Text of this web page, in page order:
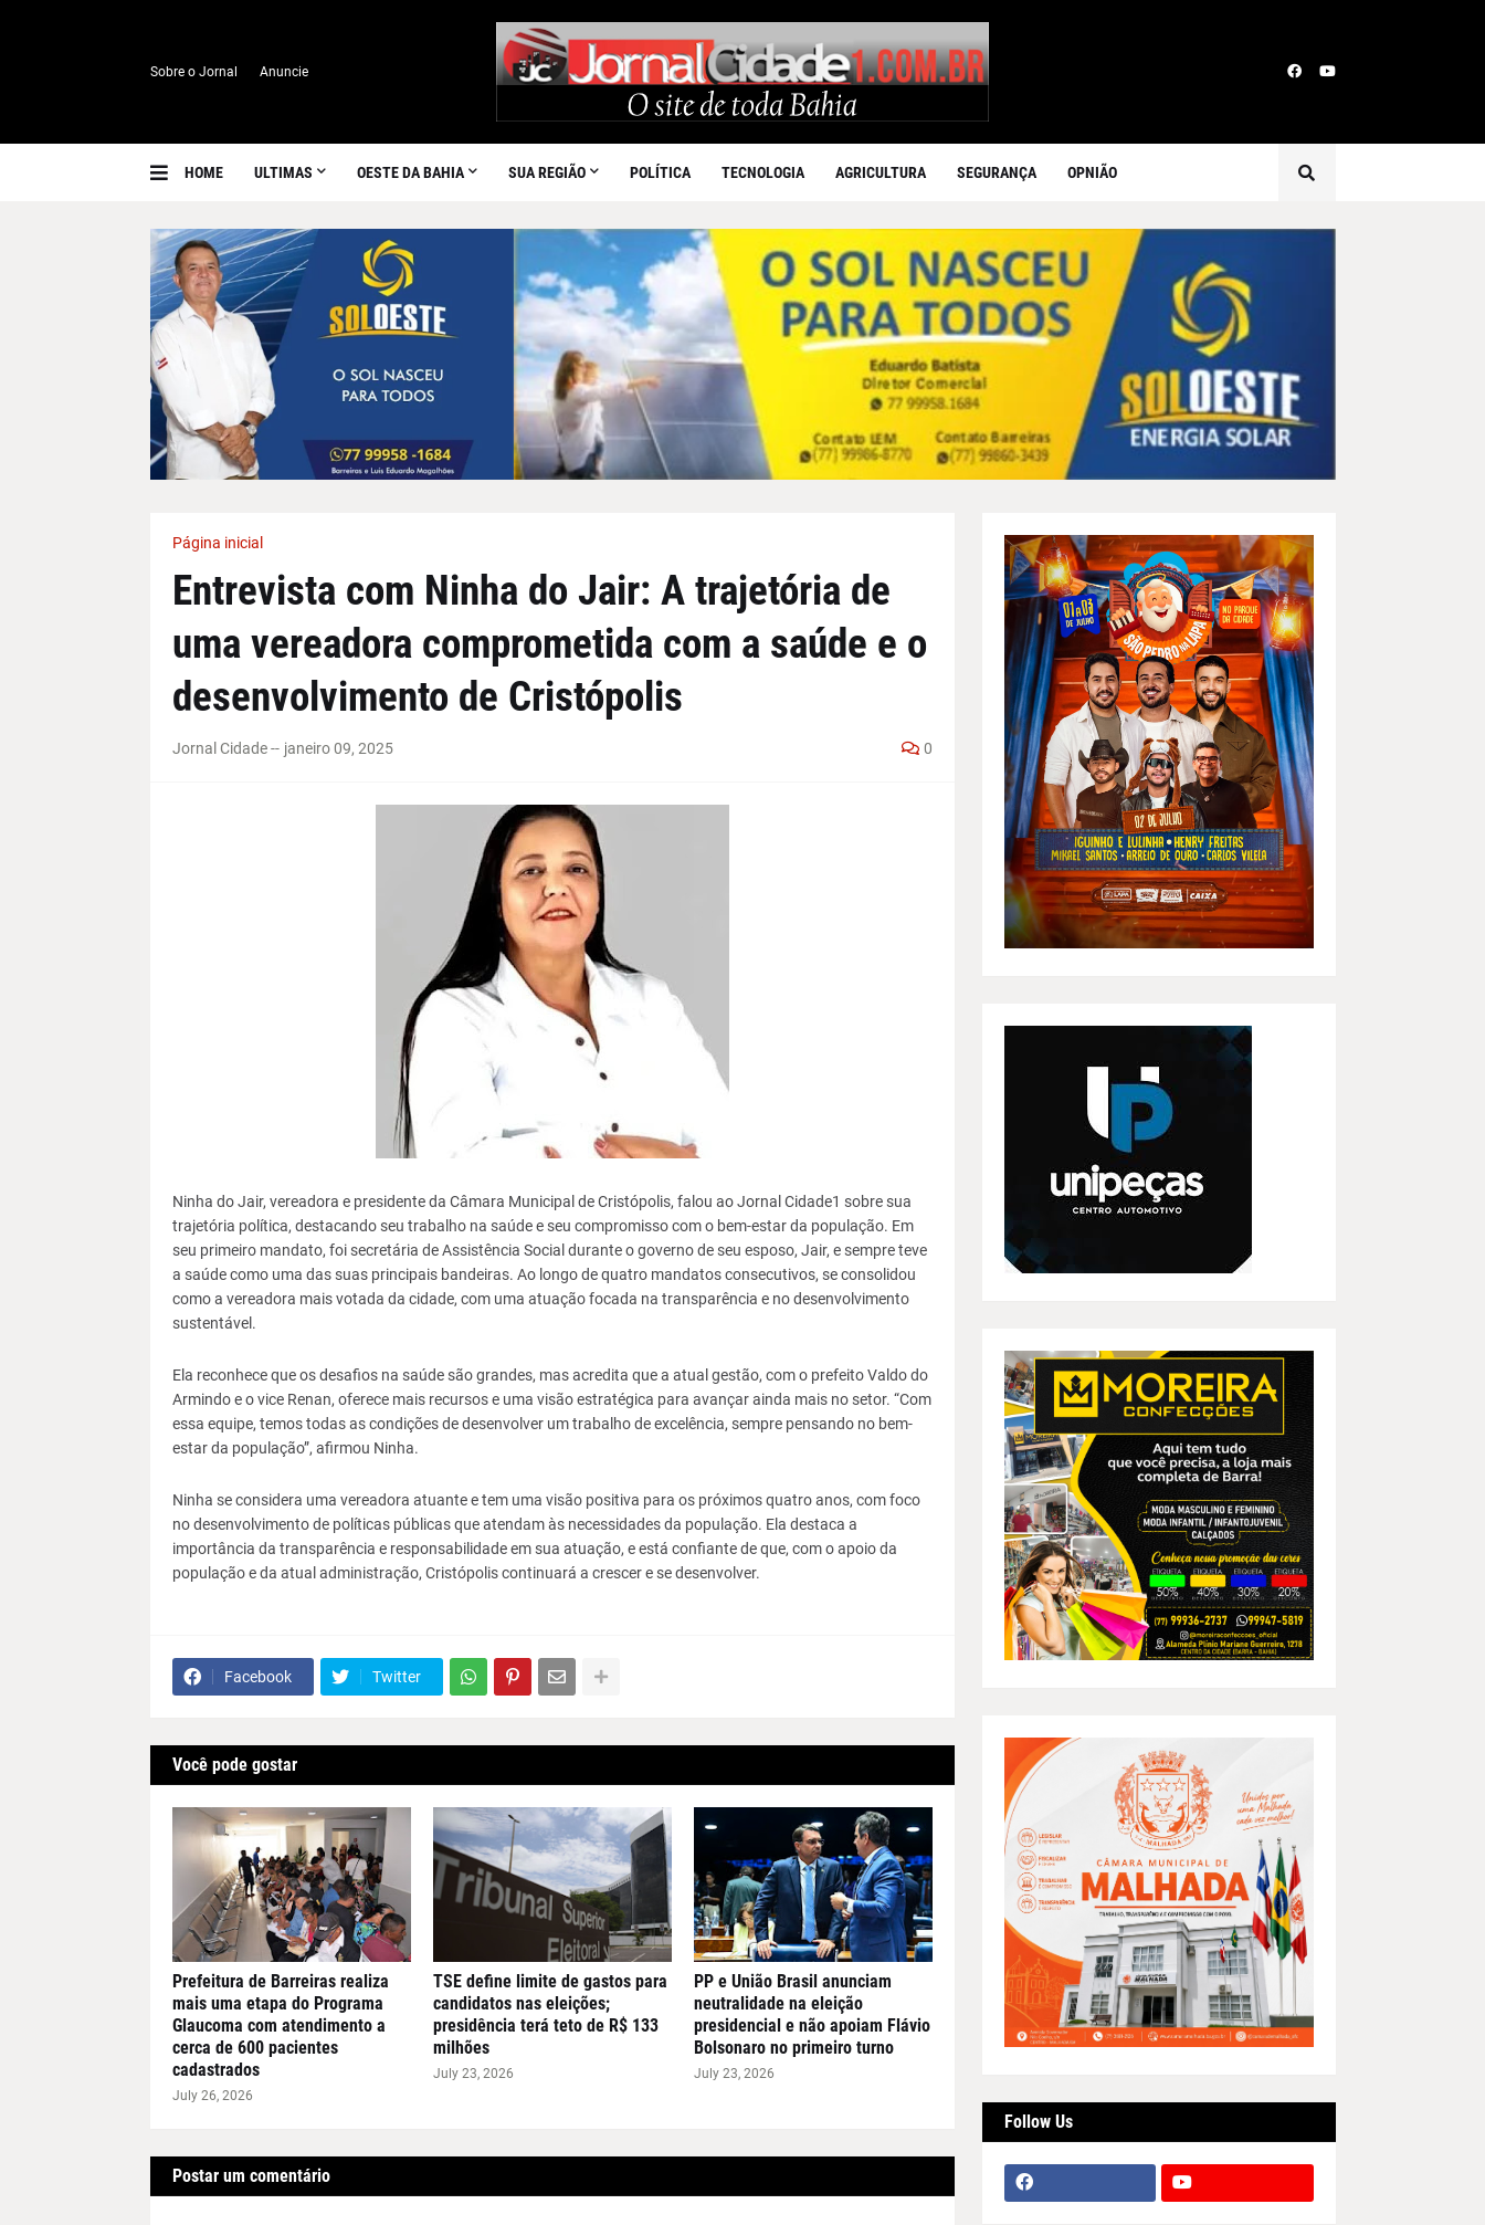
Sobre o Jornal Anuncie
HOME ULTIMAS OESTE DA BAHIA SUA REGIÃO POLÍTICA TECNOLOGIA AGRICULTURA SEGURANÇA OPNIÃO
Página inicial
Entrevista com Ninha do Jair: A trajetória de
uma vereadora comprometida com a saúde e o
desenvolvimento de Cristópolis
Jornal Cidade -- janeiro 09, 2025 0
Ninha do Jair, vereadora e presidente da Câmara Municipal de Cristópolis, falou ao Jornal Cidade1 sobre sua
trajetória política, destacando seu trabalho na saúde e seu compromisso com o bem-estar da população. Em
seu primeiro mandato, foi secretária de Assistência Social durante o governo de seu esposo, Jair, e sempre teve
a saúde como uma das suas principais bandeiras. Ao longo de quatro mandatos consecutivos, se consolidou
como a vereadora mais votada da cidade, com uma atuação focada na transparência e no desenvolvimento
sustentável.
Ela reconhece que os desafios na saúde são grandes, mas acredita que a atual gestão, com o prefeito Valdo do
Armindo e o vice Renan, oferece mais recursos e uma visão estratégica para avançar ainda mais no setor. “Com
essa equipe, temos todas as condições de desenvolver um trabalho de excelência, sempre pensando no bem-
estar da população”, afirmou Ninha.
Ninha se considera uma vereadora atuante e tem uma visão positiva para os próximos quatro anos, com foco
no desenvolvimento de políticas públicas que atendam às necessidades da população. Ela destaca a
importância da transparência e responsabilidade em sua atuação, e está confiante de que, com o apoio da
população e da atual administração, Cristópolis continuará a crescer e se desenvolver.
Facebook Twitter
Você pode gostar
Prefeitura de Barreiras realiza
mais uma etapa do Programa
Glaucoma com atendimento a
cerca de 600 pacientes
cadastrados
July 26, 2026
TSE define limite de gastos para
candidatos nas eleições;
presidência terá teto de R$ 133
milhões
July 23, 2026
PP e União Brasil anunciam
neutralidade na eleição
presidencial e não apoiam Flávio
Bolsonaro no primeiro turno
July 23, 2026
Postar um comentário
Follow Us